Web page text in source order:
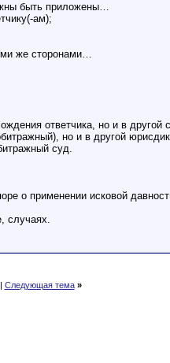
быть приложены…
ам);
же сторонами…
ответчика, но и в другой
но и в другой
суд.
о применении исковой
случаях.
Следующая тема »